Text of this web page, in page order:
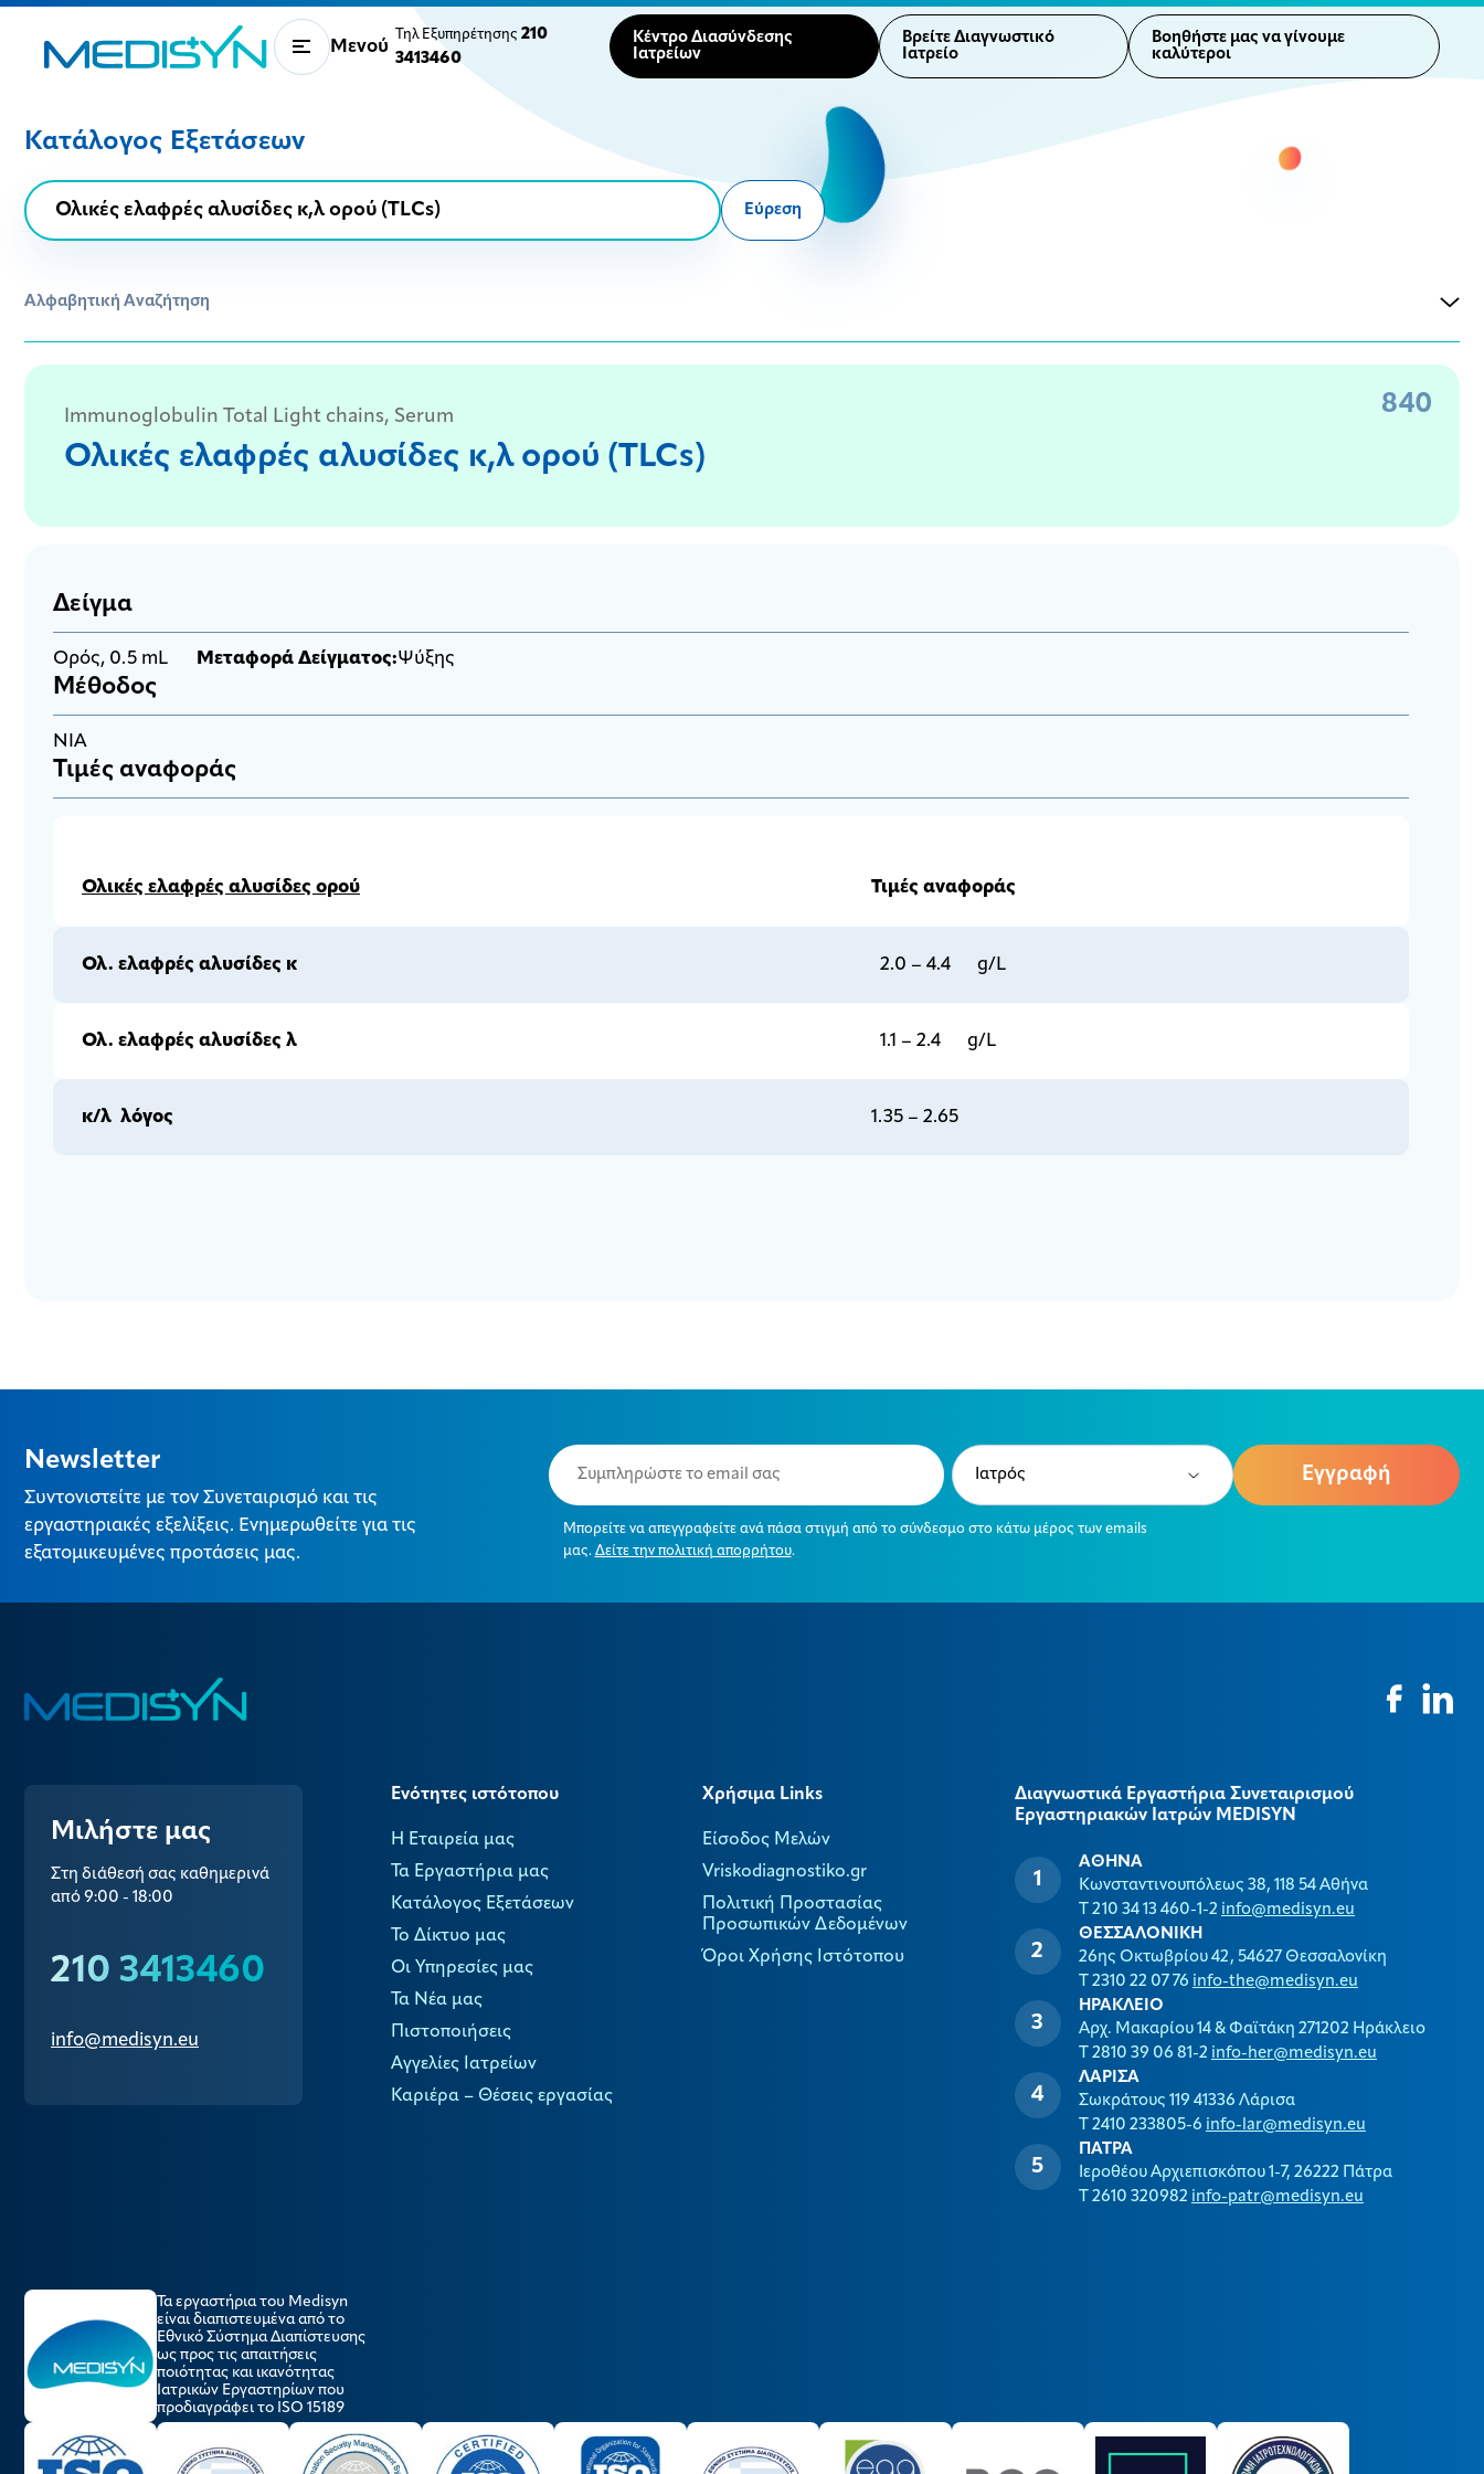
Μενού
Τηλ Εξυπηρέτησης 210
3413460
Κέντρο Διασύνδεσης
Ιατρείων
Βρείτε Διαγνωστικό
Ιατρείο
Βοηθήστε μας να γίνουμε
καλύτεροι
Κατάλογος Εξετάσεων
Εύρεση
Αλφαβητική Αναζήτηση
840
Immunoglobulin Total Light chains, Serum
Ολικές ελαφρές αλυσίδες κ,λ ορού (TLCs)
Δείγμα
Ορός, 0.5 mL Μεταφορά Δείγματος:Ψύξης
Μέθοδος
NIA
Τιμές αναφοράς
Ολικές ελαφρές αλυσίδες ορού Τιμές αναφοράς
Ολ. ελαφρές αλυσίδες κ 2.0 – 4.4 g/L
Ολ. ελαφρές αλυσίδες λ 1.1 – 2.4 g/L
κ/λ λόγος 1.35 – 2.65
Newsletter
Συντονιστείτε με τον Συνεταιρισμό και τις
εργαστηριακές εξελίξεις. Ενημερωθείτε για τις
εξατομικευμένες προτάσεις μας.
Email
(Required)
Type
(Required)
Μπορείτε να απεγγραφείτε ανά πάσα στιγμή από το σύνδεσμο στο κάτω μέρος των emails
μας. Δείτε την πολιτική απορρήτου.
Μιλήστε μας
Στη διάθεσή σας καθημερινά
από 9:00 - 18:00
210 3413460
info@medisyn.eu
Ενότητες ιστότοπου
Η Εταιρεία μας
Τα Εργαστήρια μας
Κατάλογος Εξετάσεων
Το Δίκτυο μας
Οι Υπηρεσίες μας
Τα Νέα μας
Πιστοποιήσεις
Αγγελίες Ιατρείων
Καριέρα – Θέσεις εργασίας
Χρήσιμα Links
Είσοδος Μελών
Vriskodiagnostiko.gr
Πολιτική Προστασίας
Προσωπικών Δεδομένων
Όροι Χρήσης Ιστότοπου
Διαγνωστικά Εργαστήρια Συνεταιρισμού
Εργαστηριακών Ιατρών MEDISYΝ
ΑΘΗΝΑ
Κωνσταντινουπόλεως 38, 118 54 Αθήνα
T 210 34 13 460-1-2 info@medisyn.eu
ΘΕΣΣΑΛΟΝΙΚΗ
26ης Οκτωβρίου 42, 54627 Θεσσαλονίκη
T 2310 22 07 76 info-the@medisyn.eu
ΗΡΑΚΛΕΙΟ
Αρχ. Μακαρίου 14 & Φαϊτάκη 271202 Ηράκλειο
T 2810 39 06 81-2 info-her@medisyn.eu
ΛΑΡΙΣΑ
Σωκράτους 119 41336 Λάρισα
T 2410 233805-6 info-lar@medisyn.eu
ΠΑΤΡΑ
Ιεροθέου Αρχιεπισκόπου 1-7, 26222 Πάτρα
T 2610 320982 info-patr@medisyn.eu
Τα εργαστήρια του Medisyn
είναι διαπιστευμένα από το
Εθνικό Σύστημα Διαπίστευσης
ως προς τις απαιτήσεις
ποιότητας και ικανότητας
Ιατρικών Εργαστηρίων που
προδιαγράφει το ISO 15189